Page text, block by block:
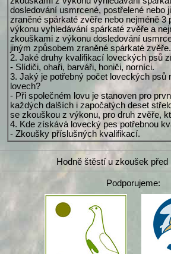
dosledování usmrcené, postřelené nebo
zraněné spárkaté zvěře nebo nejméně 3
výkonu vyhledávání spárkaté zvěře a
zkouškami z výkonu dosledování
jiným způsobem zraněné spárkaté zvěře.
2. Jaké druhy kvalifikací loveckých psů
- Slídiči, ohaři, barváři, honiči, norníci.
3. Jaký je potřebný počet loveckých psů
lovech?
- Při společném lovu je stanoven pro
každých dalších i započatých deset
se zkouškou z výkonu, pro druh zvěře,
4. Kde získává lovecký pes potřebnou
- Zkoušky příslušných kvalifikací.
Hodně štěstí u zkoušek před
Podporujeme: